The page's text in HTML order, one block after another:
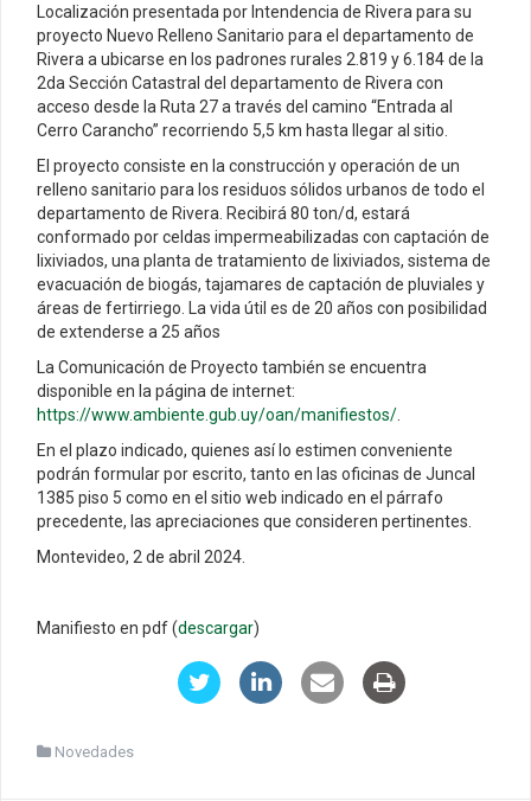
Localización presentada por Intendencia de Rivera para su
proyecto Nuevo Relleno Sanitario para el departamento de
Rivera a ubicarse en los padrones rurales 2.819 y 6.184 de la
2da Sección Catastral del departamento de Rivera con
acceso desde la Ruta 27 a través del camino “Entrada al
Cerro Carancho” recorriendo 5,5 km hasta llegar al sitio.
El proyecto consiste en la construcción y operación de un
relleno sanitario para los residuos sólidos urbanos de todo el
departamento de Rivera. Recibirá 80 ton/d, estará
conformado por celdas impermeabilizadas con captación de
lixiviados, una planta de tratamiento de lixiviados, sistema de
evacuación de biogás, tajamares de captación de pluviales y
áreas de fertirriego. La vida útil es de 20 años con posibilidad
de extenderse a 25 años
La Comunicación de Proyecto también se encuentra
disponible en la página de internet:
https://www.ambiente.gub.uy/oan/manifiestos/
En el plazo indicado, quienes así lo estimen conveniente
podrán formular por escrito, tanto en las oficinas de Juncal
1385 piso 5 como en el sitio web indicado en el párrafo
precedente, las apreciaciones que consideren pertinentes.
Montevideo, 2 de abril 2024.
Manifiesto en pdf (descargar)
Novedades